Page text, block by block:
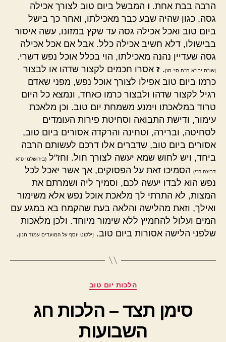
הרבה בבת אחת. ו המבשל ביום טוב לצורך אכילה
גסה, כגון שהיה שבע כבר מאכילתו, ואחר כך בישל
ביום טוב ואכל אכילה גסה עד שקץ במזונו, עשה איסור
בבישולו, דלא חשיב אכילה כלל. אבל אם אכל אכילה
גסה שעדיין נהנה מאכילתו, הוי בכלל אוכל נפש דשרי.
[שו"ת יבי"א ח"ח סי' מז]. ז אסרו חכמים לקצור שדהו או לבצור
כרמו ביום טוב אפילו לצורך אוכל נפש, מפני שאדם
רגיל לקצור שדהו ולבצור כרמו כאחד, ונמצא כל היום
טרוד במלאכתו וימנע משמחת יום טוב. וכן מלאכת
עימור, ודישת התבואה וסחיטת פירות העומדים
לסחיטה, וברירה, וטחינה והרקדה אסורים ביום טוב,
אסורים ביום טוב, שדברים אלו דרכם לעשותם הרבה
ביחד, ויש לחוש שמא יעשה לצורך חול. וחז"ל (בירושלמי פ"א
דביצה ה"י) הסמיכו זאת על הפסוקים, אך אשר יאכל לכל
נפש הוא לבדו יעשה לכם, וסמיך ליה ושמרתם את
המצות, לא התרתי לך מלאכת אוכל נפש אלא משימור
ואילך, וזאת מהלישה והלאה בעת שהקמח בא במגע עם
המים ועלול להחמיץ ללא שימור מיוחד. ולכן מלאכות
שלפני הלישה אסורות ביום טוב.
[ילקוט יוסף על המועדים עמוד תנו].
קטגוריות
הלכות יום טוב
סימן תצד – הלכות חג
השבועות